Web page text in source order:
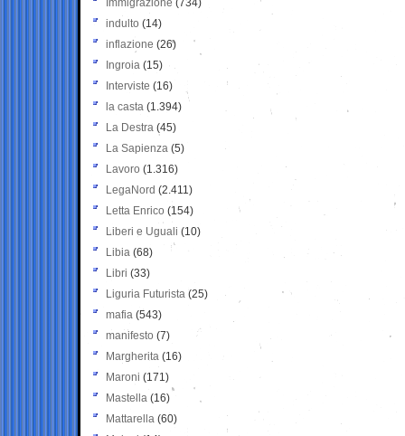
Immigrazione (734)
indulto (14)
inflazione (26)
Ingroia (15)
Interviste (16)
la casta (1.394)
La Destra (45)
La Sapienza (5)
Lavoro (1.316)
LegaNord (2.411)
Letta Enrico (154)
Liberi e Uguali (10)
Libia (68)
Libri (33)
Liguria Futurista (25)
mafia (543)
manifesto (7)
Margherita (16)
Maroni (171)
Mastella (16)
Mattarella (60)